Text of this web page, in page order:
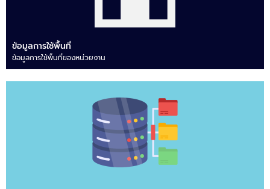
ข้อมูลการใช้พื้นที่
ข้อมูลการใช้พื้นที่ของหน่วยงาน